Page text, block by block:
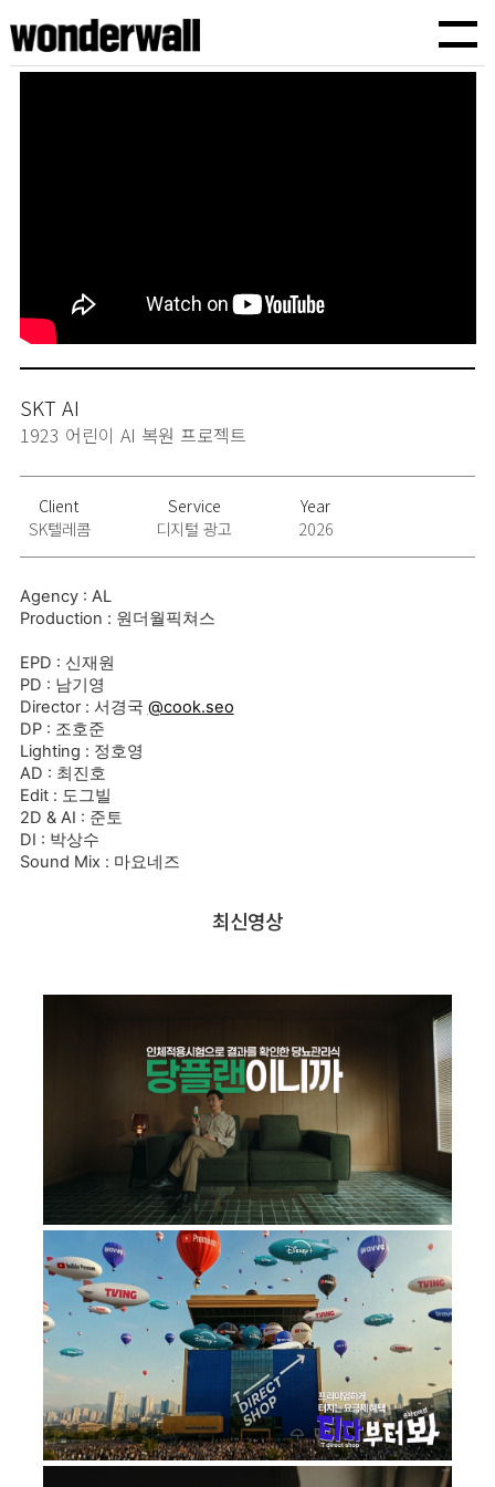
SKT AI
1923 어린이 AI 복원 프로젝트
Client
SK텔레콤
Service
디지털 광고
Year
2026
Agency : AL
Production : 원더월픽쳐스
EPD : 신재원
PD : 남기영
Director : 서경국 @cook.seo
DP : 조호준
Lighting : 정호영
AD : 최진호
Edit : 도그빌
2D & AI : 준토
DI : 박상수
Sound Mix : 마요네즈
최신영상